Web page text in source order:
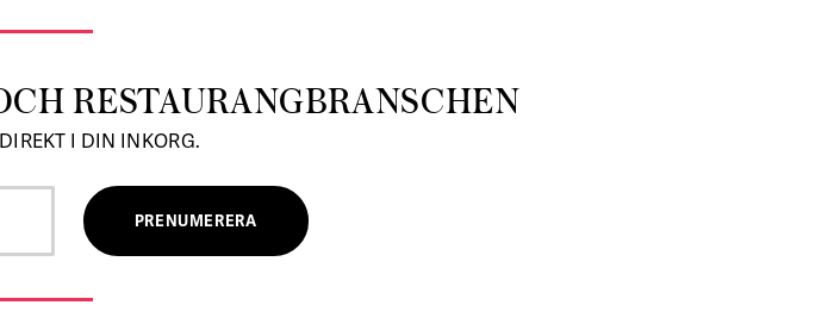
RESTAURANGBRANSCHEN
I DIN INKORG.